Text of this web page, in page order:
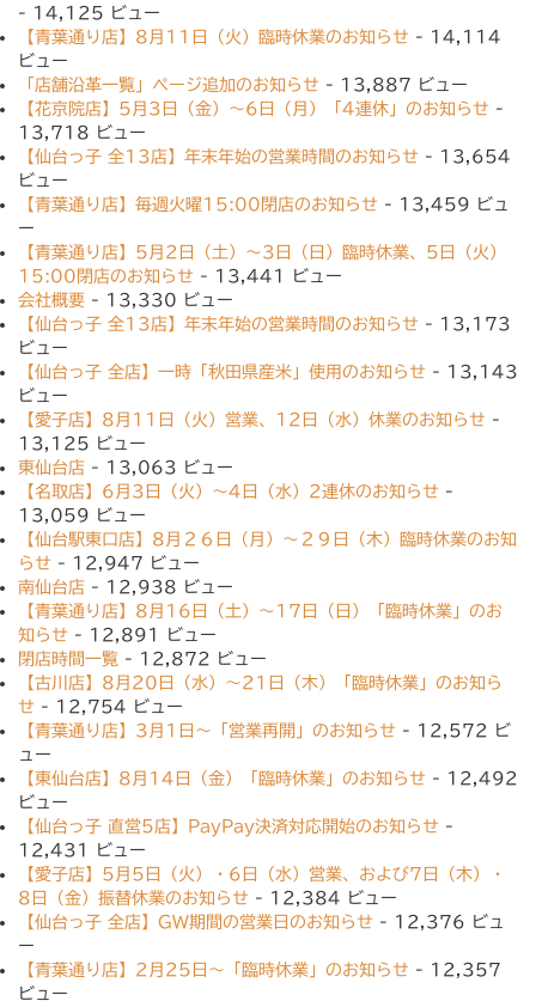
- 14,125 ビュー
【青葉通り店】8月11日（火）臨時休業のお知らせ - 14,114
ビュー
「店舗沿革一覧」ページ追加のお知らせ - 13,887 ビュー
【花京院店】5月3日（金）〜6日（月）「4連休」のお知らせ -
13,718 ビュー
【仙台っ子 全13店】年末年始の営業時間のお知らせ - 13,654
ビュー
【青葉通り店】毎週火曜15:00閉店のお知らせ - 13,459 ビュ
ー
【青葉通り店】5月2日（土）〜3日（日）臨時休業、5日（火）
15:00閉店のお知らせ - 13,441 ビュー
会社概要 - 13,330 ビュー
【仙台っ子 全13店】年末年始の営業時間のお知らせ - 13,173
ビュー
【仙台っ子 全店】一時「秋田県産米」使用のお知らせ - 13,143
ビュー
【愛子店】8月11日（火）営業、12日（水）休業のお知らせ -
13,125 ビュー
東仙台店 - 13,063 ビュー
【名取店】6月3日（火）〜4日（水）2連休のお知らせ -
13,059 ビュー
【仙台駅東口店】8月２６日（月）〜２９日（木）臨時休業のお知
らせ - 12,947 ビュー
南仙台店 - 12,938 ビュー
【青葉通り店】8月16日（土）〜17日（日）「臨時休業」のお
知らせ - 12,891 ビュー
閉店時間一覧 - 12,872 ビュー
【古川店】8月20日（水）〜21日（木）「臨時休業」のお知ら
せ - 12,754 ビュー
【青葉通り店】3月1日〜「営業再開」のお知らせ - 12,572 ビ
ュー
【東仙台店】8月14日（金）「臨時休業」のお知らせ - 12,492
ビュー
【仙台っ子 直営5店】PayPay決済対応開始のお知らせ -
12,431 ビュー
【愛子店】5月5日（火）・6日（水）営業、および7日（木）・
8日（金）振替休業のお知らせ - 12,384 ビュー
【仙台っ子 全店】GW期間の営業日のお知らせ - 12,376 ビュ
ー
【青葉通り店】2月25日〜「臨時休業」のお知らせ - 12,357
ビュー